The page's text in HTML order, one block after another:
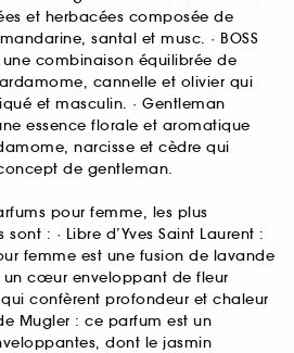
et herbacées composée de
santal et musc. · BOSS
combinaison équilibrée de
cannelle et olivier qui
et masculin. · Gentleman
essence florale et aromatique
narcisse et cèdre qui
de gentleman.
pour femme, les plus
: · Libre d’Yves Saint Laurent :
femme est une fusion de lavande
un cœur enveloppant de fleur
confèrent profondeur et chaleur
Mugler : ce parfum est un
dont le jasmin